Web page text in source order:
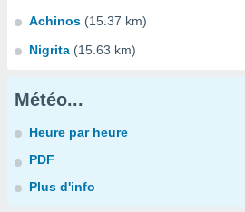
Achinos (15.37 km)
Nigrita (15.63 km)
Météo...
Heure par heure
PDF
Plus d'info